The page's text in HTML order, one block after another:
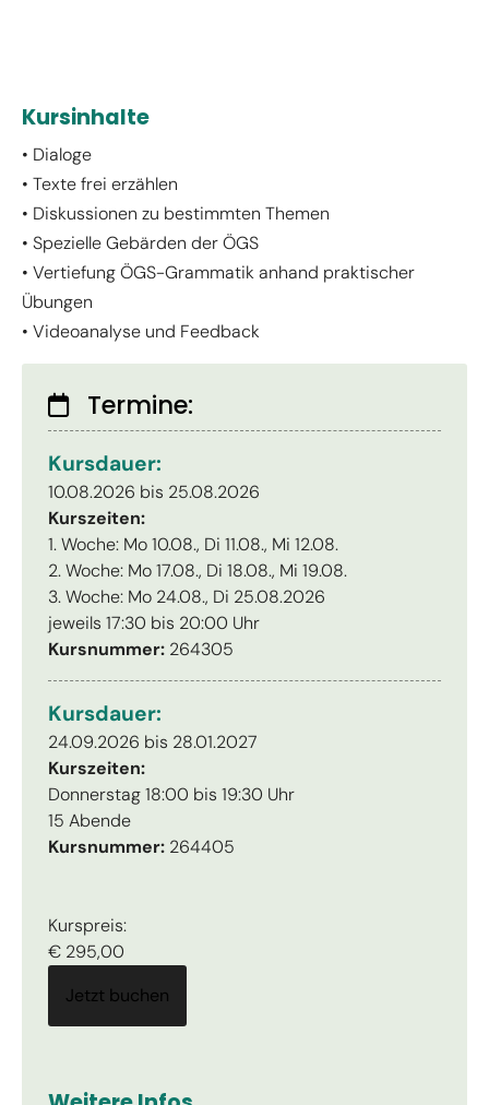
Kursinhalte
• Dialoge
• Texte frei erzählen
• Diskussionen zu bestimmten Themen
• Spezielle Gebärden der ÖGS
• Vertiefung ÖGS-Grammatik anhand praktischer
Übungen
• Videoanalyse und Feedback
Termine:
Kursdauer:
10.08.2026 bis 25.08.2026
Kurszeiten:
1. Woche: Mo 10.08., Di 11.08., Mi 12.08.
2. Woche: Mo 17.08., Di 18.08., Mi 19.08.
3. Woche: Mo 24.08., Di 25.08.2026
jeweils 17:30 bis 20:00 Uhr
Kursnummer: 264305
Kursdauer:
24.09.2026 bis 28.01.2027
Kurszeiten:
Donnerstag 18:00 bis 19:30 Uhr
15 Abende
Kursnummer: 264405
Kurspreis:
€ 295,00
Jetzt buchen